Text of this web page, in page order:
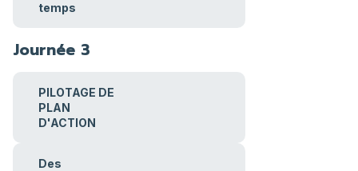
temps
Journée 3
PILOTAGE DE
PLAN
D'ACTION
Des